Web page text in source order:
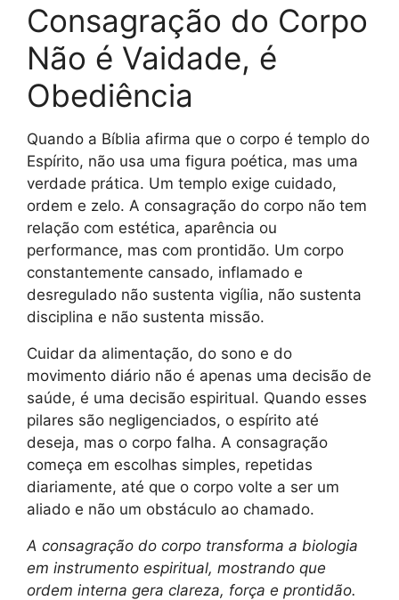
Consagração do Corpo
Não é Vaidade, é
Obediência
Quando a Bíblia afirma que o corpo é templo do
Espírito, não usa uma figura poética, mas uma
verdade prática. Um templo exige cuidado,
ordem e zelo. A consagração do corpo não tem
relação com estética, aparência ou
performance, mas com prontidão. Um corpo
constantemente cansado, inflamado e
desregulado não sustenta vigília, não sustenta
disciplina e não sustenta missão.
Cuidar da alimentação, do sono e do
movimento diário não é apenas uma decisão de
saúde, é uma decisão espiritual. Quando esses
pilares são negligenciados, o espírito até
deseja, mas o corpo falha. A consagração
começa em escolhas simples, repetidas
diariamente, até que o corpo volte a ser um
aliado e não um obstáculo ao chamado.
A consagração do corpo transforma a biologia
em instrumento espiritual, mostrando que
ordem interna gera clareza, força e prontidão.